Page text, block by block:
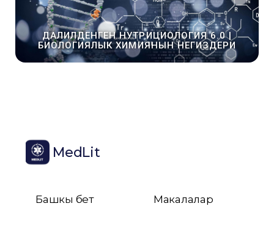
ДАЛИЛДЕНГЕН НУТРИЦИОЛОГИЯ 6.0 |
БИОЛОГИЯЛЫК ХИМИЯНЫН НЕГИЗДЕРИ
MedLit
Башкы бет Макалалар